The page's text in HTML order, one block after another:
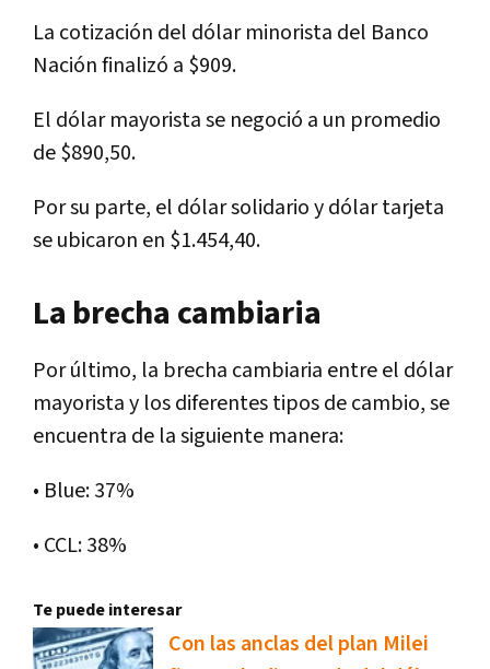
La cotización del dólar minorista del Banco
Nación finalizó a $909.
El dólar mayorista se negoció a un promedio
de $890,50.
Por su parte, el dólar solidario y dólar tarjeta
se ubicaron en $1.454,40.
La brecha cambiaria
Por último, la brecha cambiaria entre el dólar
mayorista y los diferentes tipos de cambio, se
encuentra de la siguiente manera:
• Blue: 37%
• CCL: 38%
Te puede interesar
Con las anclas del plan Milei